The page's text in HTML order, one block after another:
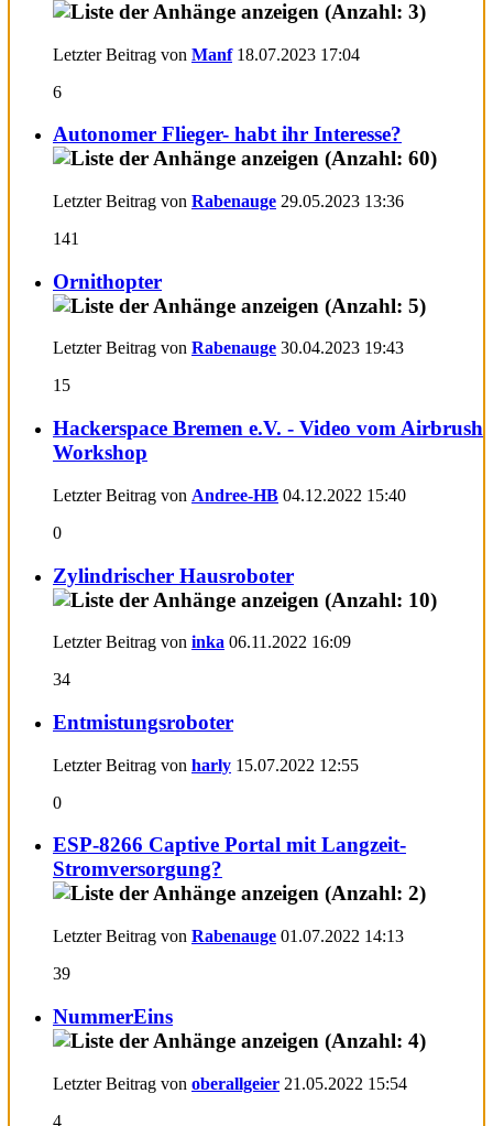
Letzter Beitrag von Manf18.07.2023 17:04
6
Autonomer Flieger- habt ihr Interesse?
Letzter Beitrag von Rabenauge 29.05.2023 13:36
141
Ornithopter
Letzter Beitrag von Rabenauge 30.04.2023 19:43
15
Hackerspace Bremen e.V. - Video vom Airbrush
Workshop
Letzter Beitrag von Andree-HB 04.12.2022 15:40
0
Zylindrischer Hausroboter
Letzter Beitrag von inka 06.11.2022 16:09
34
Entmistungsroboter
Letzter Beitrag von harly 15.07.2022 12:55
0
ESP-8266 Captive Portal mit Langzeit-
Stromversorgung?
Letzter Beitrag von Rabenauge 01.07.2022 14:13
39
NummerEins
Letzter Beitrag von oberallgeier 21.05.2022 15:54
4